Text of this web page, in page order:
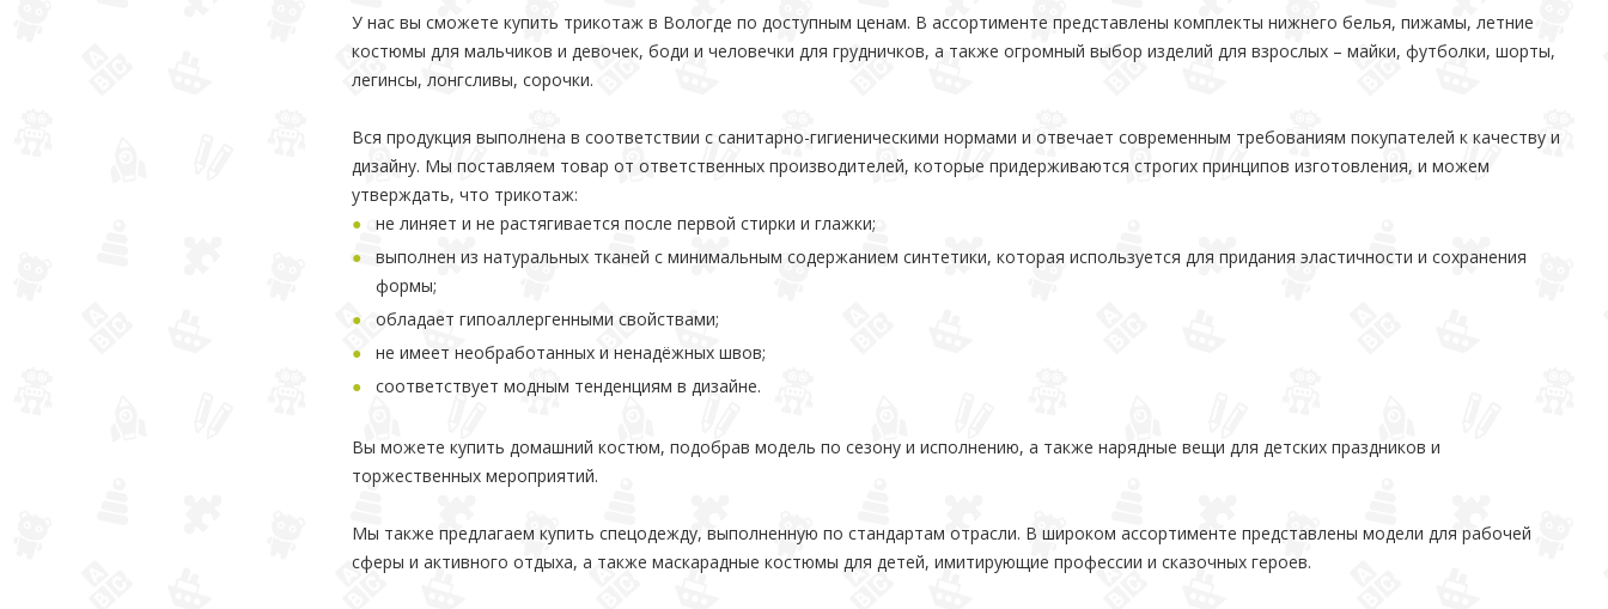
У нас вы сможете купить трикотаж в Вологде по доступным ценам. В ассортименте представлены комплекты нижнего белья, пижамы, летние
костюмы для мальчиков и девочек, боди и человечки для грудничков, а также огромный выбор изделий для взрослых – майки, футболки, шорты,
легинсы, лонгсливы, сорочки.
Вся продукция выполнена в соответствии с санитарно-гигиеническими нормами и отвечает современным требованиям покупателей к качеству и
дизайну. Мы поставляем товар от ответственных производителей, которые придерживаются строгих принципов изготовления, и можем
утверждать, что трикотаж:
не линяет и не растягивается после первой стирки и глажки;
выполнен из натуральных тканей с минимальным содержанием синтетики, которая используется для придания эластичности и сохранения
формы;
обладает гипоаллергенными свойствами;
не имеет необработанных и ненадёжных швов;
соответствует модным тенденциям в дизайне.
Вы можете купить домашний костюм, подобрав модель по сезону и исполнению, а также нарядные вещи для детских праздников и
торжественных мероприятий.
Мы также предлагаем купить спецодежду, выполненную по стандартам отрасли. В широком ассортименте представлены модели для рабочей
сферы и активного отдыха, а также маскарадные костюмы для детей, имитирующие профессии и сказочных героев.